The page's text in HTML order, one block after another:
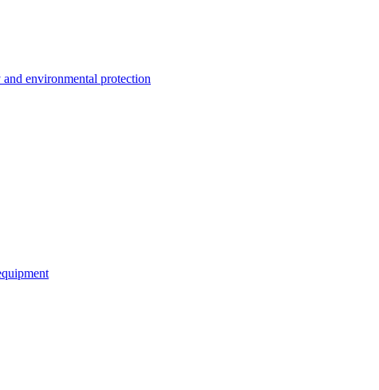
environmental protection